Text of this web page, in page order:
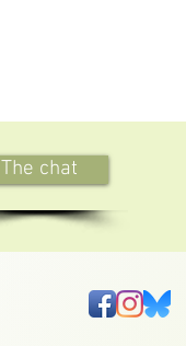
The chat